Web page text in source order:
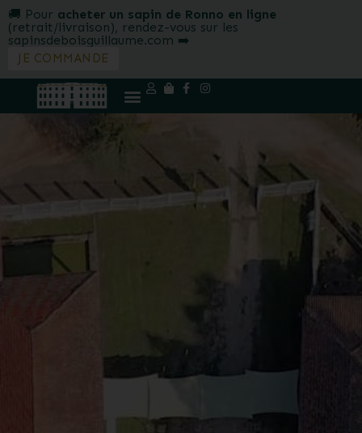
🚚 Pour acheter un sapin de Ronno en ligne
(retrait/livraison), rendez-vous sur les
sapinsdeboisguillaume.com ➡️
JE COMMANDE